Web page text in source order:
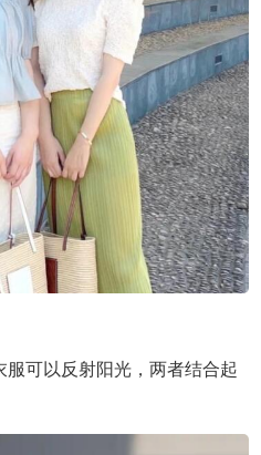
可以反射阳光，两者结合起